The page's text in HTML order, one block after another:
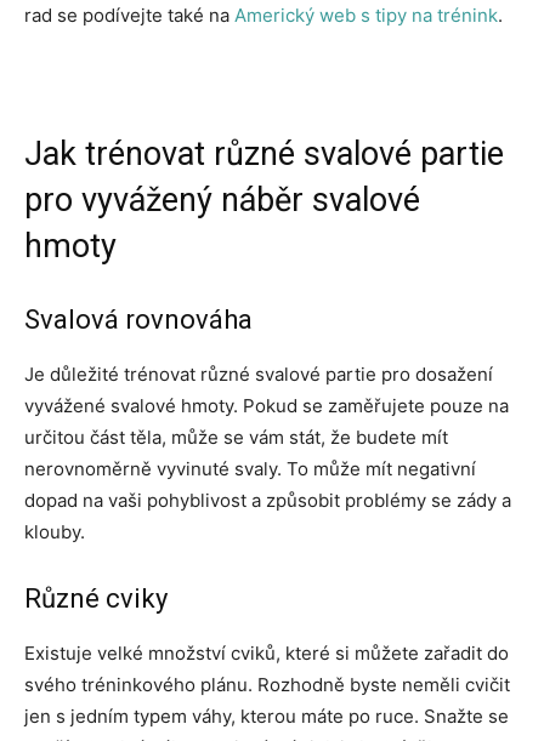
rad se podívejte také na Americký web s tipy na trénink.
Jak trénovat různé svalové partie
pro vyvážený náběr svalové
hmoty
Svalová rovnováha
Je důležité trénovat různé svalové partie pro dosažení
vyvážené svalové hmoty. Pokud se zaměřujete pouze na
určitou část těla, může se vám stát, že budete mít
nerovnoměrně vyvinuté svaly. To může mít negativní
dopad na vaši pohyblivost a způsobit problémy se zády a
klouby.
Různé cviky
Existuje velké množství cviků, které si můžete zařadit do
svého tréninkového plánu. Rozhodně byste neměli cvičit
jen s jedním typem váhy, kterou máte po ruce. Snažte se